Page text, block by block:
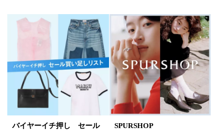
バイヤーイチ押し セール
SPURSHOP